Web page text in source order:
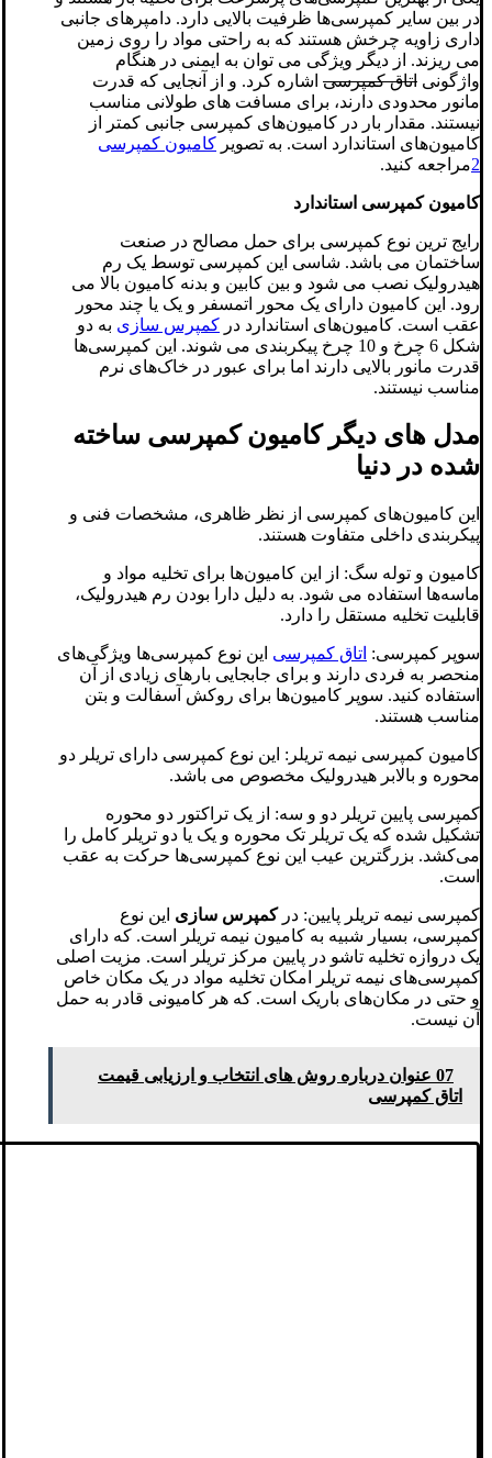
در بین سایر کمپرسی‌ها ظرفیت بالایی دارد. دامپرهای جانبی
داری زاویه چرخش هستند که به راحتی مواد را روی زمین
می‌ ریزند. از دیگر ویژگی می توان به ایمنی در هنگام
واژگونی اتاق کمپرسی اشاره کرد. و از آنجایی که قدرت
مانور محدودی دارند، برای مسافت های طولانی مناسب
نیستند. مقدار بار در کامیون‌های کمپرسی جانبی کمتر از
کامیون‌های استاندارد است. به تصویر کامیون کمپرسی
2مراجعه کنید.
کامیون کمپرسی استاندارد
رایج ترین نوع کمپرسی برای حمل مصالح در صنعت
ساختمان می باشد. شاسی این کمپرسی توسط یک رم
هیدرولیک نصب می شود و بین کابین و بدنه کامیون بالا می
رود. این کامیون دارای یک محور اتمسفر و یک یا چند محور
عقب است. کامیون‌های استاندارد در کمپرس سازی به دو
شکل 6 چرخ و 10 چرخ پیکربندی می شوند. این کمپرسی‌ها
قدرت مانور بالایی دارند اما برای عبور در خاک‌های نرم
مناسب نیستند.
مدل های دیگر کامیون کمپرسی ساخته
شده در دنیا
این کامیون‌های کمپرسی از نظر ظاهری، مشخصات فنی و
پیکربندی داخلی متفاوت هستند.
کامیون و توله سگ: از این کامیون‌ها برای تخلیه مواد و
ماسه‌ها استفاده می شود. به دلیل دارا بودن رم هیدرولیک،
قابلیت تخلیه مستقل را دارد.
سوپر کمپرسی: اتاق کمپرسی این نوع کمپرسی‌ها ویژگی‌های
منحصر به فردی دارند و برای جابجایی بارهای زیادی از آن
استفاده کنید. سوپر کامیون‌ها برای روکش آسفالت و بتن
مناسب هستند.
کامیون کمپرسی نیمه تریلر: این نوع کمپرسی دارای تریلر دو
محوره و بالابر هیدرولیک مخصوص می باشد.
کمپرسی پایین تریلر دو و سه: از یک تراکتور دو محوره
تشکیل شده که یک تریلر تک محوره و یک یا دو تریلر کامل را
می‌کشد. بزرگترین عیب این نوع کمپرسی‌ها حرکت به عقب
است.
کمپرسی نیمه تریلر پایین: درکمپرس سازی این نوع
کمپرسی، بسیار شبیه به کامیون نیمه تریلر است. که دارای
یک دروازه تخلیه تاشو در پایین مرکز تریلر است. مزیت اصلی
کمپرسی‌های نیمه تریلر امکان تخلیه مواد در یک مکان خاص
و حتی در مکان‌های باریک است. که هر کامیونی قادر به حمل
آن نیست.
07 عنوان درباره روش های انتخاب و ارزیابی قیمت
اتاق کمپرسی